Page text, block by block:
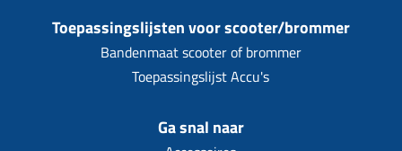
Toepassingslijsten voor scooter/brommer
Bandenmaat scooter of brommer
Toepassingslijst Accu's
Ga snal naar